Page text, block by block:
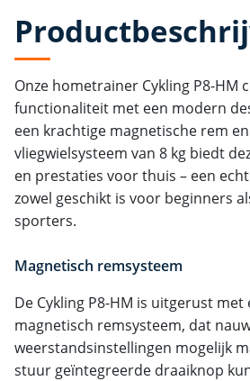
Onze hometrainer Cykling P8-HM
functionaliteit met een modern
een krachtige magnetische rem
vliegwielsysteem van 8 kg biedt
en prestaties voor thuis – een
zowel geschikt is voor beginners
sporters.
Magnetisch remsysteem
De Cykling P8-HM is uitgerust
magnetisch remsysteem, dat
weerstandsinstellingen mogelijk
stuur geïntegreerde draaiknop